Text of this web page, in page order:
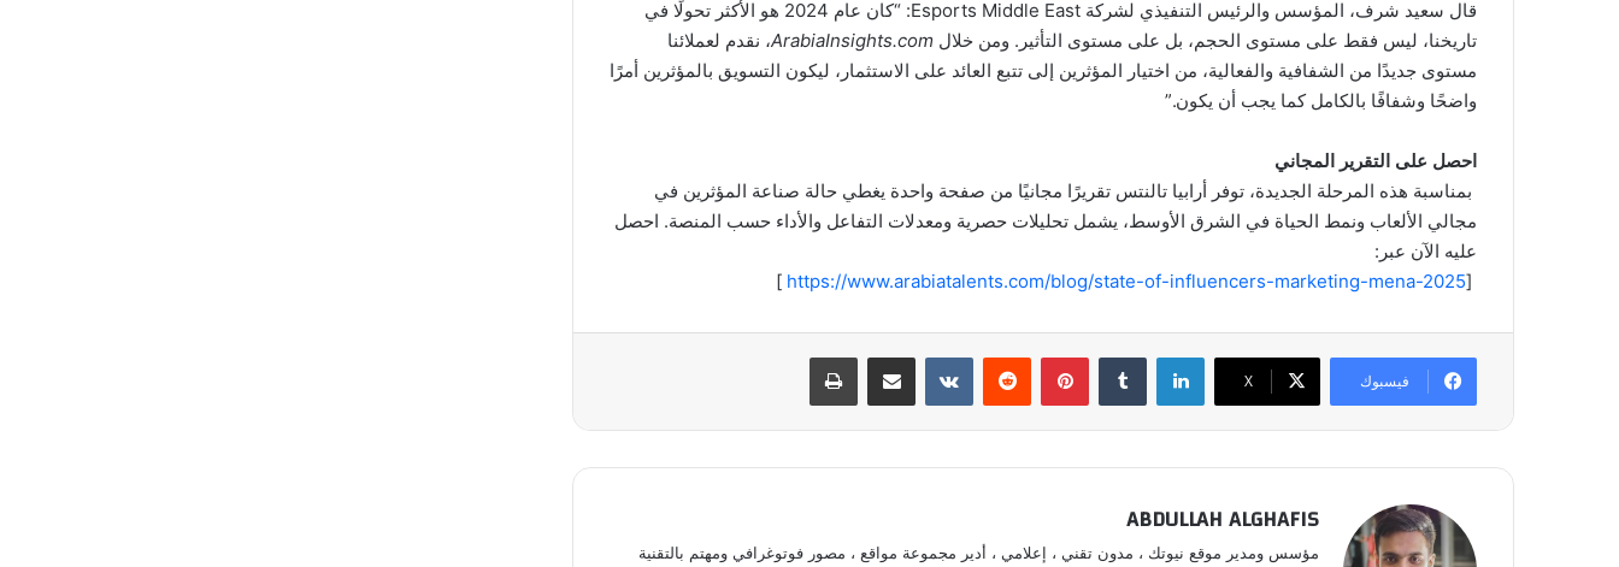
قال سعيد شرف، المؤسس والرئيس التنفيذي لشركة Esports Middle East: “كان عام 2024 هو الأكثر تحولًا في
تاريخنا، ليس فقط على مستوى الحجم، بل على مستوى التأثير. ومن خلال ArabiaInsights.com، نقدم لعملائنا
مستوى جديدًا من الشفافية والفعالية، من اختيار المؤثرين إلى تتبع العائد على الاستثمار، ليكون التسويق بالمؤثرين أمرًا
واضحًا وشفافًا بالكامل كما يجب أن يكون.”
احصل على التقرير المجاني
بمناسبة هذه المرحلة الجديدة، توفر أرابيا تالنتس تقريرًا مجانيًا من صفحة واحدة يغطي حالة صناعة المؤثرين في
مجالي الألعاب ونمط الحياة في الشرق الأوسط، يشمل تحليلات حصرية ومعدلات التفاعل والأداء حسب المنصة. احصل
عليه الآن عبر:
[
https://www.arabiatalents.com/blog/state-of-influencers-marketing-mena-2025
]
فيسبوك ‫X
لينكدإن بينتيريست مشاركة عبر البريد طباعة
ABDULLAH ALGHAFIS
مؤسس ومدير موقع نيوتك ، مدون تقني ، إعلامي ، أدير مجموعة مواقع ، مصور فوتوغرافي ومهتم بالتقنية